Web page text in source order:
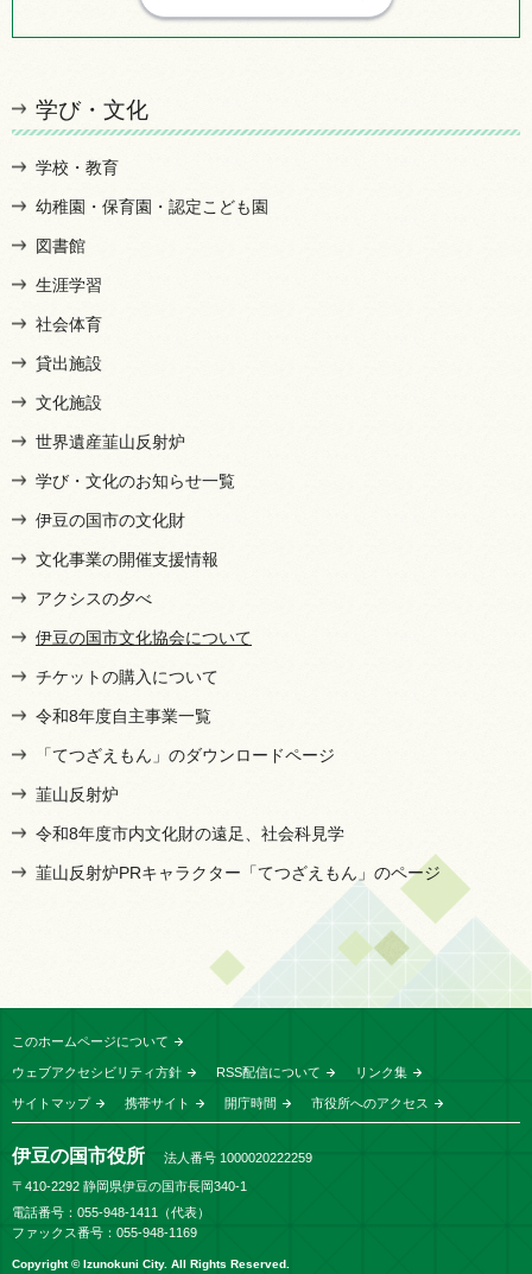
学び・文化
学校・教育
幼稚園・保育園・認定こども園
図書館
生涯学習
社会体育
貸出施設
文化施設
世界遺産韮山反射炉
学び・文化のお知らせ一覧
伊豆の国市の文化財
文化事業の開催支援情報
アクシスの夕べ
伊豆の国市文化協会について
チケットの購入について
令和8年度自主事業一覧
「てつざえもん」のダウンロードページ
韮山反射炉
令和8年度市内文化財の遠足、社会科見学
韮山反射炉PRキャラクター「てつざえもん」のページ
このホームページについて
ウェブアクセシビリティ方針 RSS配信について リンク集
サイトマップ 携帯サイト 開庁時間 市役所へのアクセス
伊豆の国市役所
法人番号 1000020222259
〒410-2292 静岡県伊豆の国市長岡340-1
電話番号：055-948-1411（代表）
ファックス番号：055-948-1169
Copyright © Izunokuni City. All Rights Reserved.